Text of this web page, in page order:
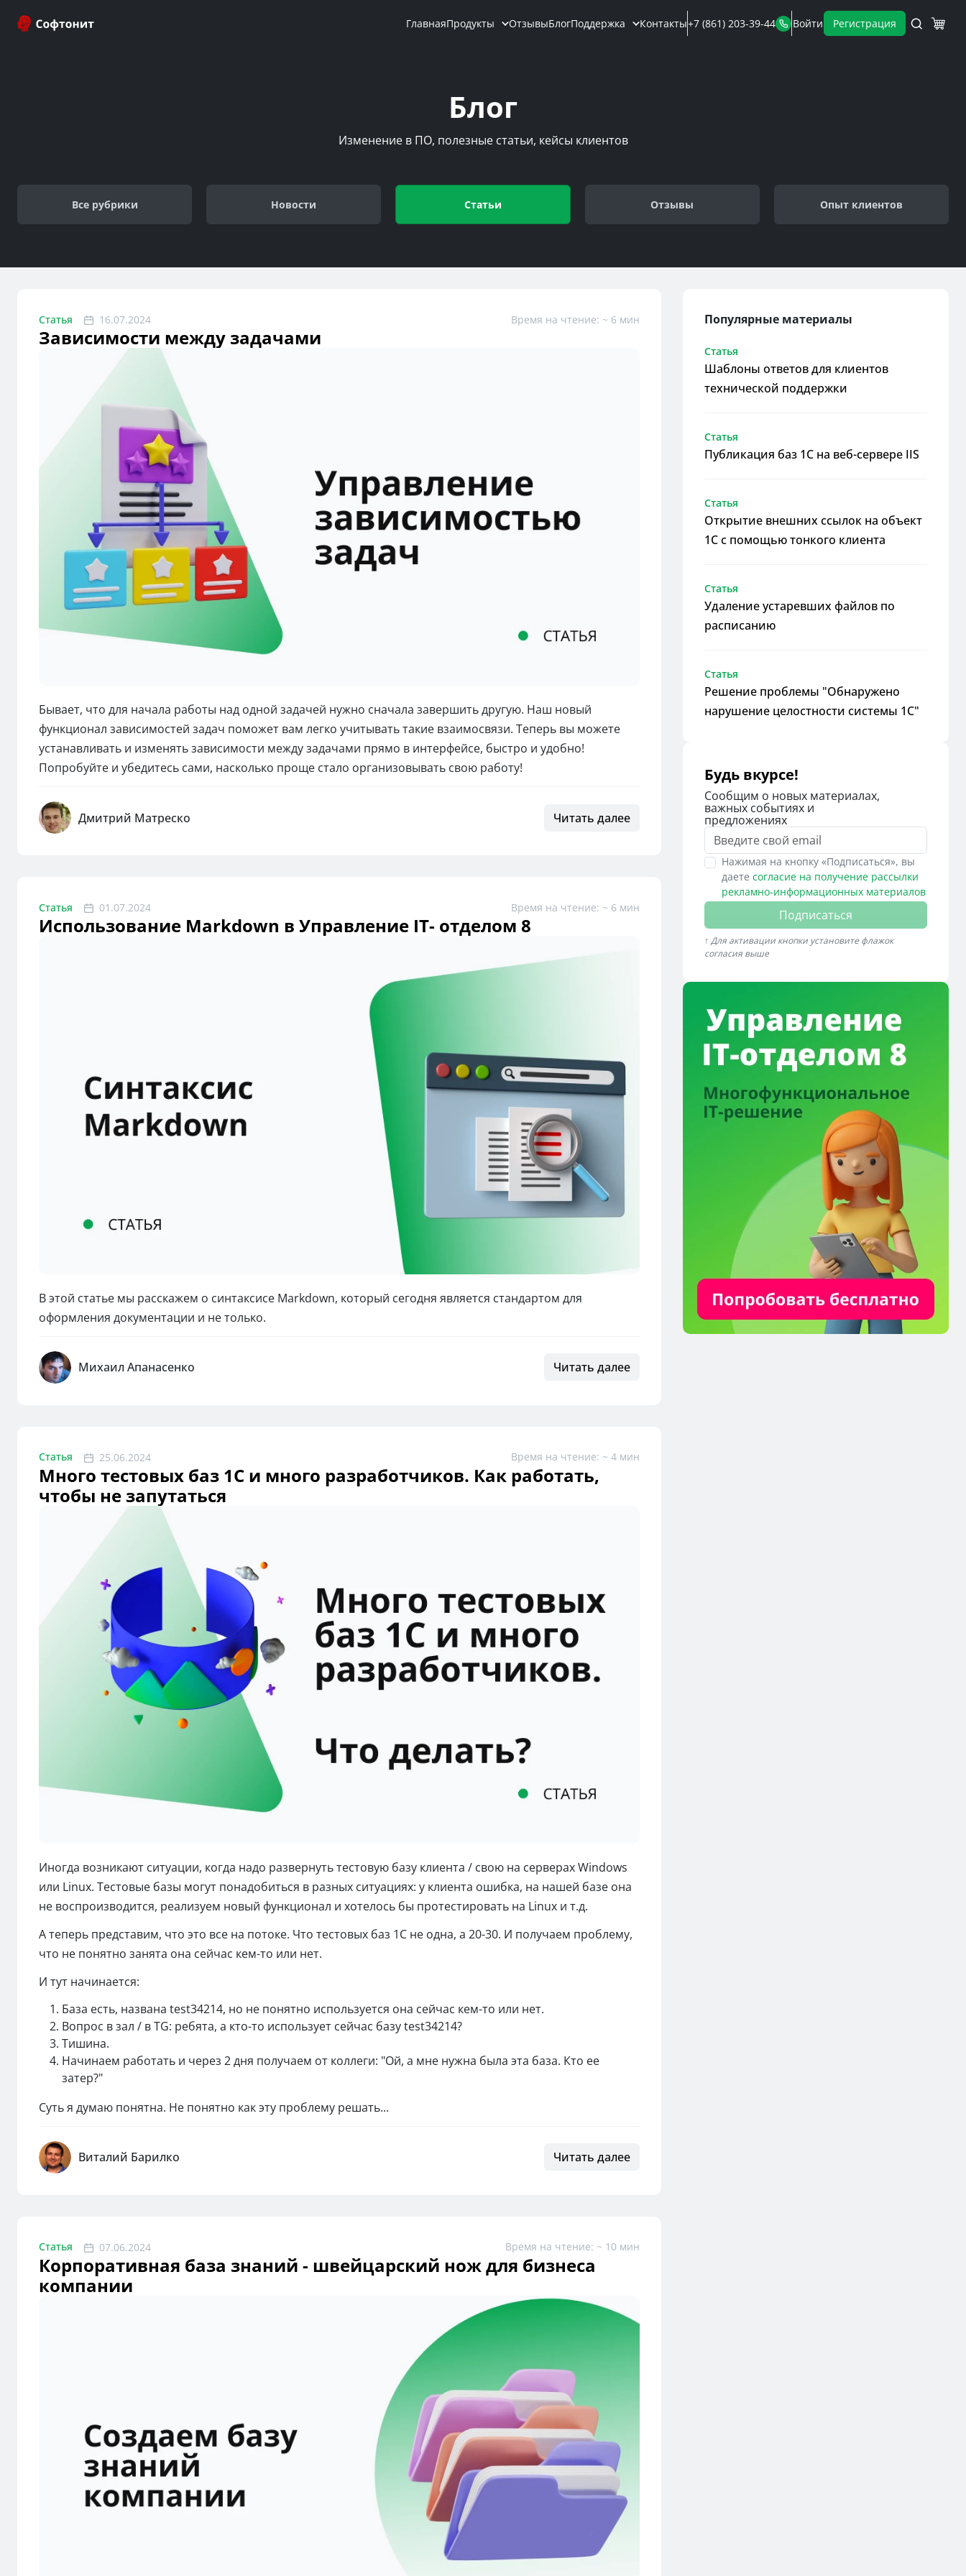
ГлавнаяПродукты ОтзывыБлогПоддержка Контакты+7 (861) 203-39-44 Войти Регистрация
Блог
Изменение в ПО, полезные статьи, кейсы клиентов
Все рубрики Новости Cтатьи Отзывы Опыт клиентов
Статья 16.07.2024 Время на чтение: ~ 6 мин
Зависимости между задачами
Бывает, что для начала работы над одной задачей нужно сначала завершить другую. Наш новый
функционал зависимостей задач поможет вам легко учитывать такие взаимосвязи. Теперь вы можете
устанавливать и изменять зависимости между задачами прямо в интерфейсе, быстро и удобно!
Попробуйте и убедитесь сами, насколько проще стало организовывать свою работу!
Дмитрий Матреско Читать далее
Статья 01.07.2024 Время на чтение: ~ 6 мин
Использование Markdown в Управление IT- отделом 8
В этой статье мы расскажем о синтаксисе Markdown, который сегодня является стандартом для
оформления документации и не только.
Михаил Апанасенко Читать далее
Статья 25.06.2024 Время на чтение: ~ 4 мин
Много тестовых баз 1С и много разработчиков. Как работать,
чтобы не запутаться
Иногда возникают ситуации, когда надо развернуть тестовую базу клиента / свою на серверах Windows
или Linux. Тестовые базы могут понадобиться в разных ситуациях: у клиента ошибка, на нашей базе она
не воспроизводится, реализуем новый функционал и хотелось бы протестировать на Linux и т.д.
А теперь представим, что это все на потоке. Что тестовых баз 1С не одна, а 20-30. И получаем проблему,
что не понятно занята она сейчас кем-то или нет.
И тут начинается:
База есть, названа test34214, но не понятно используется она сейчас кем-то или нет.
Вопрос в зал / в TG: ребята, а кто-то использует сейчас базу test34214?
Тишина.
Начинаем работать и через 2 дня получаем от коллеги: "Ой, а мне нужна была эта база. Кто ее
затер?"
Суть я думаю понятна. Не понятно как эту проблему решать...
Виталий Барилко Читать далее
Статья 07.06.2024 Время на чтение: ~ 10 мин
Корпоративная база знаний - швейцарский нож для бизнеса
компании
Популярные материалы
Статья
Шаблоны ответов для клиентов
технической поддержки
Статья
Публикация баз 1С на веб-сервере IIS
Статья
Открытие внешних ссылок на объект
1С с помощью тонкого клиента
Статья
Удаление устаревших файлов по
расписанию
Статья
Решение проблемы "Обнаружено
нарушение целостности системы 1С"
Будь вкурсе!
Сообщим о новых материалах,
важных событиях и
предложениях
Нажимая на кнопку «Подписаться», вы
даете согласие на получение рассылки
рекламно-информационных материалов
Подписаться
↑ Для активации кнопки установите флажок
согласия выше